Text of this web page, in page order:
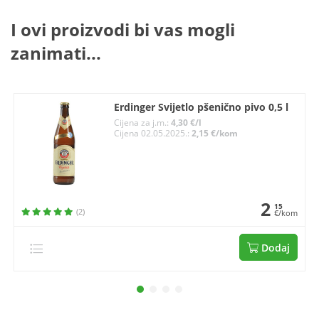
I ovi proizvodi bi vas mogli
zanimati...
Erdinger Svijetlo pšenično pivo 0,5 l
Cijena za j.m.:4,30 €/l
Cijena 02.05.2025.:2,15 €/kom
(2) 2 15
€/kom
Dodaj